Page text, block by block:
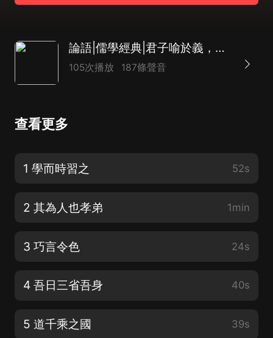
論語|儒學經典|君子喻於義，小人喻於利
105次播放 187條聲音
查看更多
1 學而時習之 52s
2 其為人也孝弟 1min
3 巧言令色 24s
4 吾日三省吾身 40s
5 道千乘之國 39s